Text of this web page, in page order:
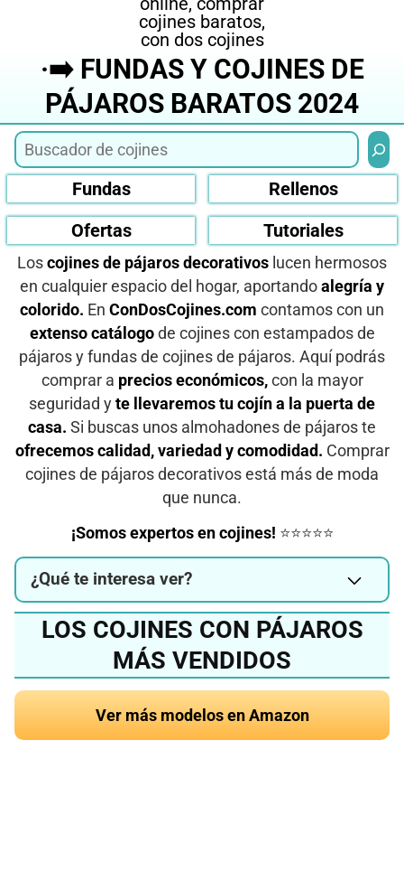
·➡️ FUNDAS Y COJINES DE
PÁJAROS BARATOS 2024
Fundas
Rellenos
Ofertas
Tutoriales
Los cojines de pájaros decorativos lucen hermosos
en cualquier espacio del hogar, aportando alegría y
colorido. En ConDosCojines.com contamos con un
extenso catálogode cojines con estampados de
pájaros y fundas de cojines de pájaros. Aquí podrás
comprar a precios económicos,con la mayor
seguridad y te llevaremos tu cojín a la puerta de
casa. Si buscas unos almohadones de pájaros te
ofrecemos calidad, variedad y comodidad. Comprar
cojines de pájaros decorativos está más de moda
que nunca.
¡Somos expertos en cojines! ⭐⭐⭐⭐⭐
¿Qué te interesa ver?
LOS COJINES CON PÁJAROS
MÁS VENDIDOS
Ver más modelos en Amazon